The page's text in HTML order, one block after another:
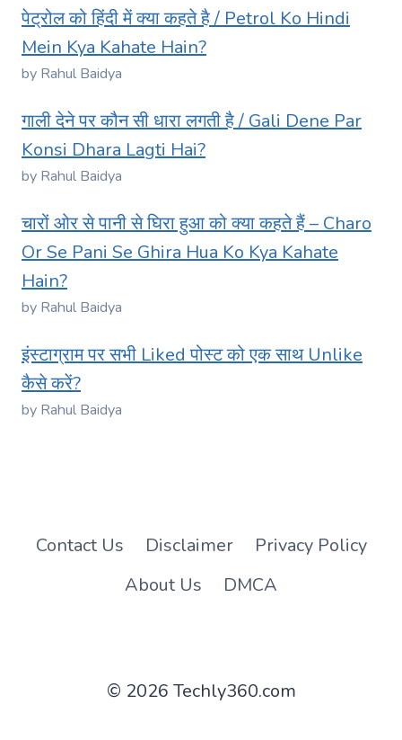
पेट्रोल को हिंदी में क्या कहते है / Petrol Ko Hindi
Mein Kya Kahate Hain?
by Rahul Baidya
गाली देने पर कौन सी धारा लगती है / Gali Dene Par
Konsi Dhara Lagti Hai?
by Rahul Baidya
चारों ओर से पानी से घिरा हुआ को क्या कहते हैं – Charo
Or Se Pani Se Ghira Hua Ko Kya Kahate
Hain?
by Rahul Baidya
इंस्टाग्राम पर सभी Liked पोस्ट को एक साथ Unlike
कैसे करें?
by Rahul Baidya
Contact Us Disclaimer
Privacy Policy
About Us
DMCA
© 2026 Techly360.com